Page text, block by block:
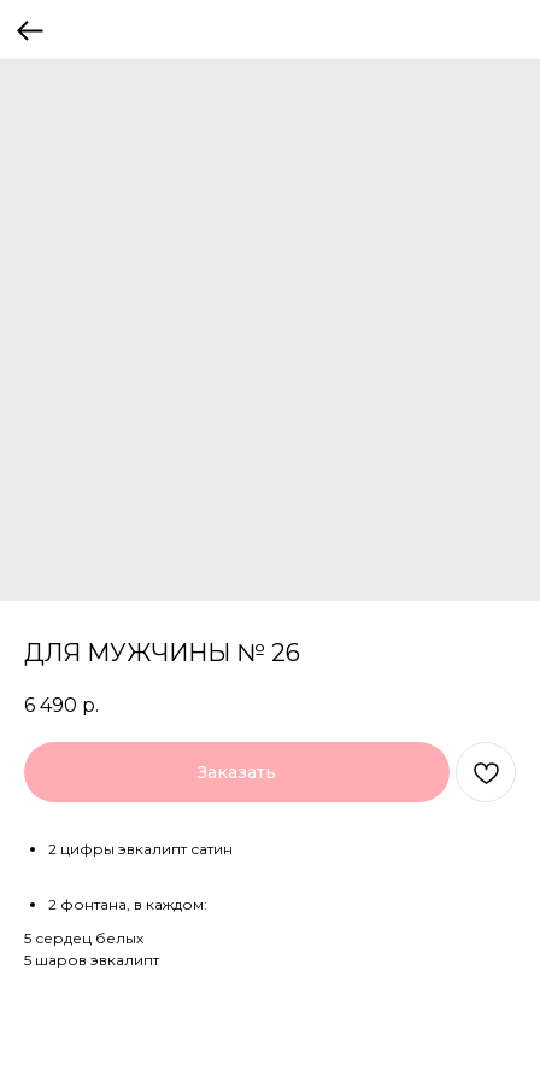
ДЛЯ МУЖЧИНЫ № 26
6 490 р.
Заказать
2 цифры эвкалипт сатин
2 фонтана, в каждом:
5 сердец белых
5 шаров эвкалипт